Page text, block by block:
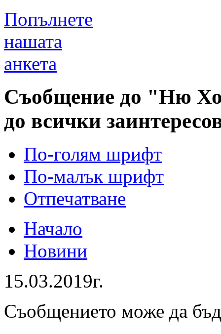
Попълнете
нашата
анкета
Съобщение до "Ню
до всички
По-голям шрифт
По-малък шрифт
Отпечатване
Начало
Новини
15.03.2019г.
Съобщението може да